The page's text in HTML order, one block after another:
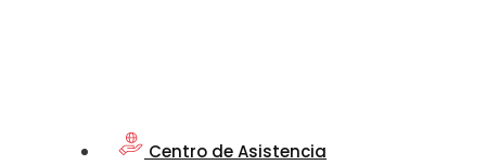
Centro de Asistencia